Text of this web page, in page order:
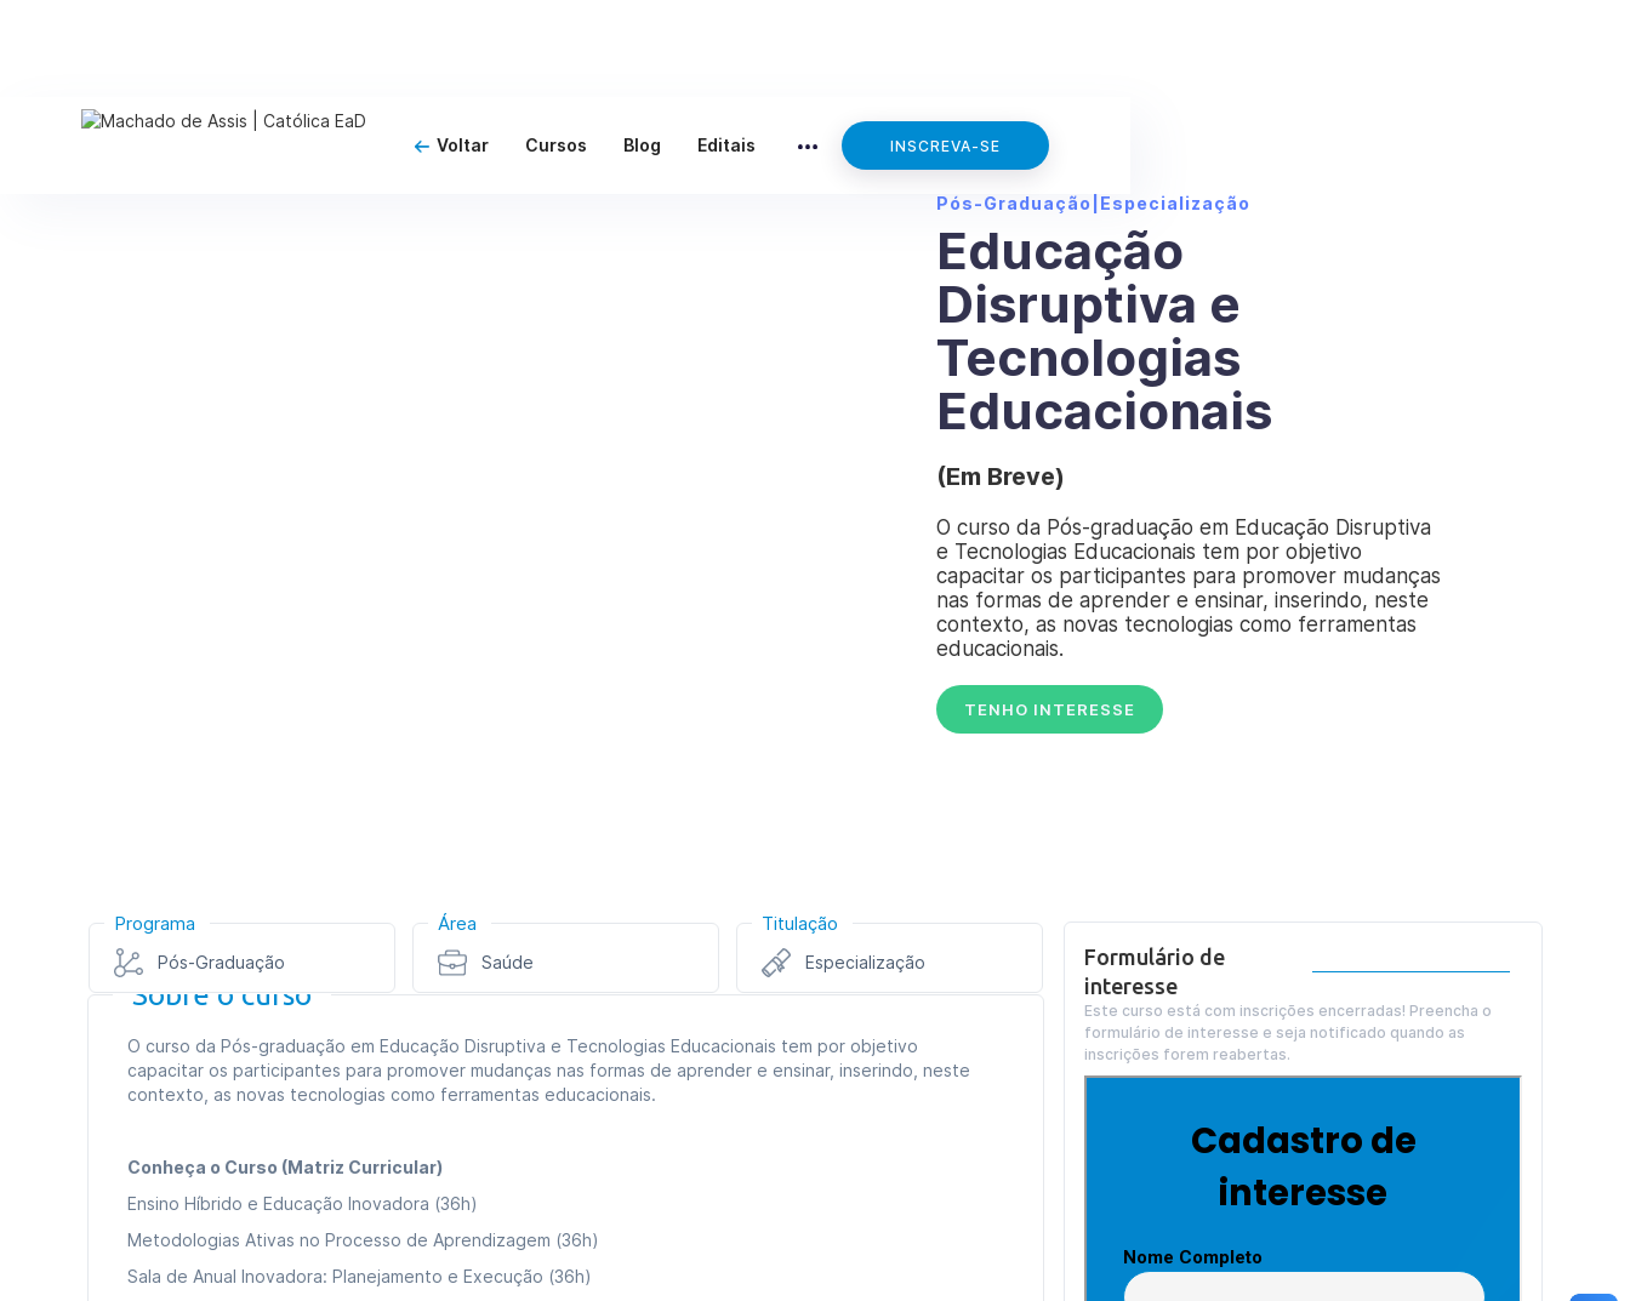
Voltar Cursos Blog Editais INSCREVA-SE
Pós-Graduação Especialização
Educação
Disruptiva e
Tecnologias
Educacionais
(Em Breve)
O curso da Pós-graduação em Educação Disruptiva
e Tecnologias Educacionais tem por objetivo
capacitar os participantes para promover mudanças
nas formas de aprender e ensinar, inserindo, neste
contexto, as novas tecnologias como ferramentas
educacionais.
TENHO INTERESSE
Programa
Pós-Graduação
Área
Saúde
Titulação
Especialização
Sobre o curso
O curso da Pós-graduação em Educação Disruptiva e Tecnologias Educacionais tem por objetivo
capacitar os participantes para promover mudanças nas formas de aprender e ensinar, inserindo, neste
contexto, as novas tecnologias como ferramentas educacionais.
Conheça o Curso (Matriz Curricular)
Ensino Híbrido e Educação Inovadora (36h)
Metodologias Ativas no Processo de Aprendizagem (36h)
Sala de Anual Inovadora: Planejamento e Execução (36h)
Formulário de
interesse
Este curso está com inscrições encerradas! Preencha o
formulário de interesse e seja notificado quando as
inscrições forem reabertas.